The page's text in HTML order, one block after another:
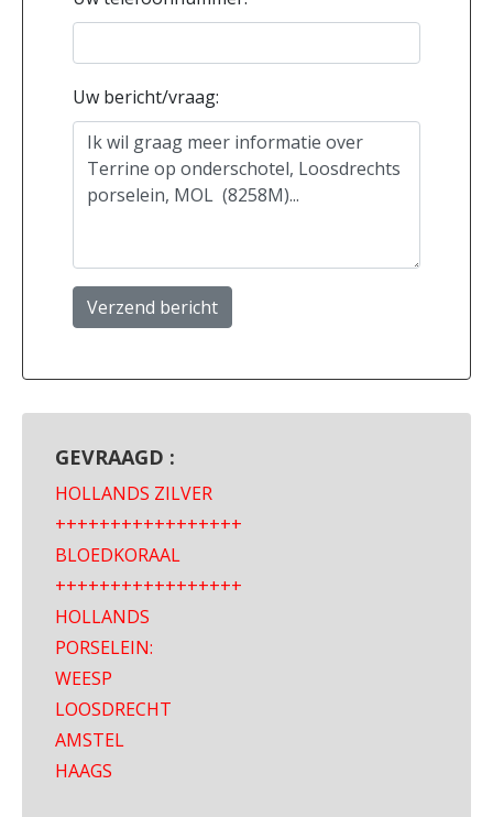
Uw bericht/vraag:
Verzend bericht
GEVRAAGD :
HOLLANDS ZILVER
+++++++++++++++++
BLOEDKORAAL
+++++++++++++++++
HOLLANDS
PORSELEIN:
WEESP
LOOSDRECHT
AMSTEL
HAAGS